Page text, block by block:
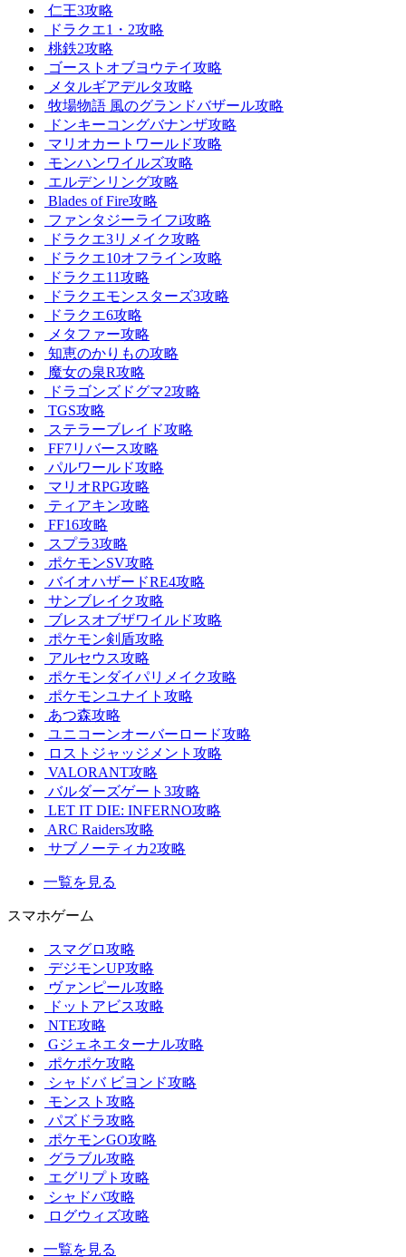
仁王3攻略
ドラクエ1・2攻略
桃鉄2攻略
ゴーストオブヨウテイ攻略
メタルギアデルタ攻略
牧場物語 風のグランドバザール攻略
ドンキーコングバナンザ攻略
マリオカートワールド攻略
モンハンワイルズ攻略
エルデンリング攻略
Blades of Fire攻略
ファンタジーライフi攻略
ドラクエ3リメイク攻略
ドラクエ10オフライン攻略
ドラクエ11攻略
ドラクエモンスターズ3攻略
ドラクエ6攻略
メタファー攻略
知恵のかりもの攻略
魔女の泉R攻略
ドラゴンズドグマ2攻略
TGS攻略
ステラーブレイド攻略
FF7リバース攻略
パルワールド攻略
マリオRPG攻略
ティアキン攻略
FF16攻略
スプラ3攻略
ポケモンSV攻略
バイオハザードRE4攻略
サンブレイク攻略
ブレスオブザワイルド攻略
ポケモン剣盾攻略
アルセウス攻略
ポケモンダイパリメイク攻略
ポケモンユナイト攻略
あつ森攻略
ユニコーンオーバーロード攻略
ロストジャッジメント攻略
VALORANT攻略
バルダーズゲート3攻略
LET IT DIE: INFERNO攻略
ARC Raiders攻略
サブノーティカ2攻略
一覧を見る
スマホゲーム
スマグロ攻略
デジモンUP攻略
ヴァンピール攻略
ドットアビス攻略
NTE攻略
Gジェネエターナル攻略
ポケポケ攻略
シャドバ ビヨンド攻略
モンスト攻略
パズドラ攻略
ポケモンGO攻略
グラブル攻略
エグリプト攻略
シャドバ攻略
ログウィズ攻略
一覧を見る